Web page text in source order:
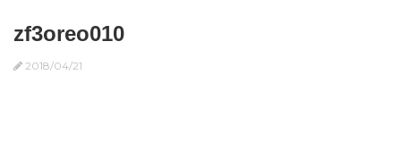
zf3oreo010
2018/04/21